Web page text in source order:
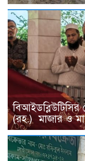
বিআইডব্লিউটিসির
(রহ.) মাজার ও